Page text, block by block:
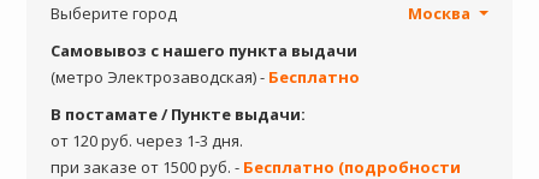
Выберите город
Москва
Самовывоз с нашего пункта выдачи
(метро Электрозаводская) - Бесплатно
В постамате / Пункте выдачи:
от 120 руб. через 1-3 дня.
при заказе от 1500 руб. - Бесплатно (подробности